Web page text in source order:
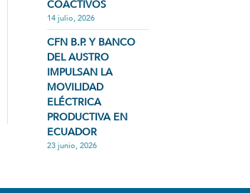
COACTIVOS
14 julio, 2026
CFN B.P. Y BANCO
DEL AUSTRO
IMPULSAN LA
MOVILIDAD
ELÉCTRICA
PRODUCTIVA EN
ECUADOR
23 junio, 2026